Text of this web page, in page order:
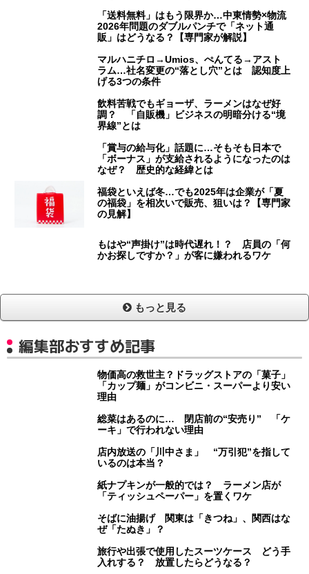
「送料無料」はもう限界か…中東情勢×物流
2026年問題のダブルパンチで「ネット通
販」はどうなる？【専門家が解説】
マルハニチロ→Umios、ぺんてる→アスト
ラム…社名変更の“落とし穴”とは 認知度上
げる3つの条件
飲料苦戦でもギョーザ、ラーメンはなぜ好
調？ 「自販機」ビジネスの明暗分ける“境
界線”とは
「賞与の給与化」話題に…そもそも日本で
「ボーナス」が支給されるようになったのは
なぜ？ 歴史的な経緯とは
福袋といえば冬…でも2025年は企業が「夏
の福袋」を相次いで販売、狙いは？【専門家
の見解】
もはや“声掛け”は時代遅れ！？ 店員の「何
かお探しですか？」が客に嫌われるワケ
もっと見る
編集部おすすめ記事
物価高の救世主？ドラッグストアの「菓子」
「カップ麺」がコンビニ・スーパーより安い
理由
総菜はあるのに… 閉店前の“安売り” 「ケ
ーキ」で行われない理由
店内放送の「川中さま」 “万引犯”を指して
いるのは本当？
紙ナプキンが一般的では？ ラーメン店が
「ティッシュペーパー」を置くワケ
そばに油揚げ 関東は「きつね」、関西はな
ぜ「たぬき」？
旅行や出張で使用したスーツケース どう手
入れする？ 放置したらどうなる？